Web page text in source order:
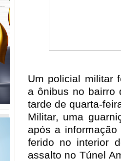
Um policial militar
a ônibus no bairro
tarde de quarta-
Militar, uma
após a
ferido no interior
assalto no Túnel